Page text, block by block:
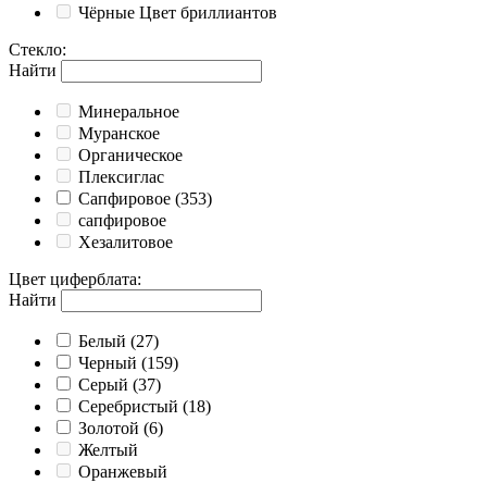
Чёрные Цвет бриллиантов
Стекло:
Найти
Минеральное
Муранское
Органическое
Плексиглас
Сапфировое (353)
сапфировое
Хезалитовое
Цвет циферблата:
Найти
Белый (27)
Черный (159)
Серый (37)
Серебристый (18)
Золотой (6)
Желтый
Оранжевый